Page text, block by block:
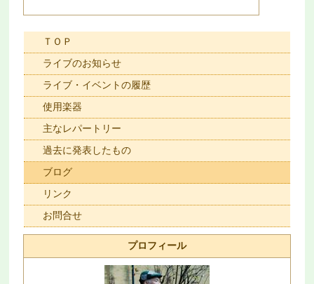
ＴＯＰ
ライブのお知らせ
ライブ・イベントの履歴
使用楽器
主なレパートリー
過去に発表したもの
ブログ
リンク
お問合せ
プロフィール